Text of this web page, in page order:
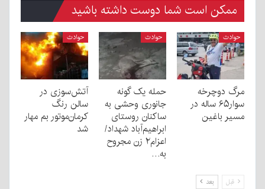
ممکن است شما دوست داشته باشید
حوادث
مرگ دوچرخه
سوار۶۵ ساله در
مسیر باغین
حوادث
حمله یک گونه
جانوری وحشی به
ساکنان روستای
ابراهیم‌آباد شهداد/
اعزام۲ زن مجروح
به…
حوادث
آتش‌سوزی در
سالن رنگ
کرمان‌موتور بم مهار
شد
قبل بعد